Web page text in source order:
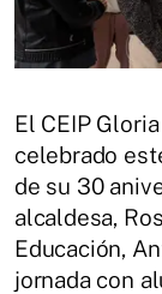
El CEIP
celebrado
de su 30
alcaldesa,
Educación,
jornada con